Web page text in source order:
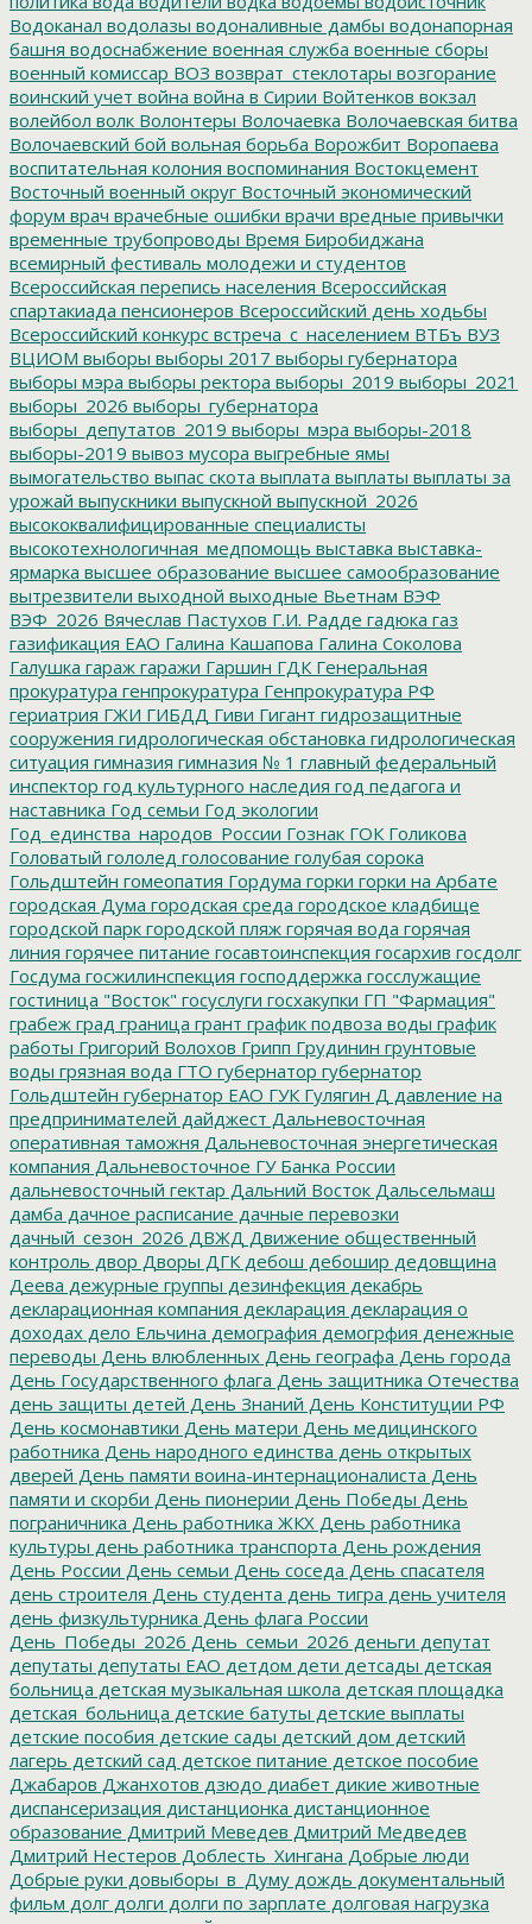
Водоканал водолазы водоналивные дамбы водонапорная
башня водоснабжение военная служба военные сборы
военный комиссар ВОЗ возврат_стеклотары возгорание
воинский учет война война в Сирии Войтенков вокзал
волейбол волк Волонтеры Волочаевка Волочаевская битва
Волочаевский бой вольная борьба Ворожбит Воропаева
воспитательная колония воспоминания Востокцемент
Восточный военный округ Восточный экономический
форум врач врачебные ошибки врачи вредные привычки
временные трубопроводы Время Биробиджана
всемирный фестиваль молодежи и студентов
Всероссийская перепись населения Всероссийская
спартакиада пенсионеров Всероссийский день ходьбы
Всероссийский конкурс встреча_с_населением ВТБъ ВУЗ
ВЦИОМ выборы выборы 2017 выборы губернатора
выборы мэра выборы ректора выборы_2019 выборы_2021
выборы_2026 выборы_губернатора
выборы_депутатов_2019 выборы_мэра выборы-2018
выборы-2019 вывоз мусора выгребные ямы
вымогательство выпас скота выплата выплаты выплаты за
урожай выпускники выпускной выпускной_2026
высококвалифицированные специалисты
высокотехнологичная_медпомощь выставка выставка-
ярмарка высшее образование высшее самообразование
вытрезвители выходной выходные Вьетнам ВЭФ
ВЭФ_2026 Вячеслав Пастухов Г.И. Радде гадюка газ
газификация ЕАО Галина Кашапова Галина Соколова
Галушка гараж гаражи Гаршин ГДК Генеральная
прокуратура генпрокуратура Генпрокуратура РФ
гериатрия ГЖИ ГИБДД Гиви Гигант гидрозащитные
сооружения гидрологическая обстановка гидрологическая
ситуация гимназия гимназия № 1 главный федеральный
инспектор год культурного наследия год педагога и
наставника Год семьи Год экологии
Год_единства_народов_России Гознак ГОК Голикова
Головатый гололед голосование голубая сорока
Гольдштейн гомеопатия Гордума горки горки на Арбате
городская Дума городская среда городское кладбище
городской парк городской пляж горячая вода горячая
линия горячее питание госавтоинспекция госархив госдолг
Госдума госжилинспекция господдержка госслужащие
гостиница "Восток" госуслуги госхакупки ГП "Фармация"
грабеж град граница грант график подвоза воды график
работы Григорий Волохов Грипп Грудинин грунтовые
воды грязная вода ГТО губернатор губернатор
Гольдштейн губернатор ЕАО ГУК Гулягин Д давление на
предпринимателей дайджест Дальневосточная
оперативная таможня Дальневосточная энергетическая
компания Дальневосточное ГУ Банка России
дальневосточный гектар Дальний Восток Дальсельмаш
дамба дачное расписание дачные перевозки
дачный_сезон_2026 ДВЖД Движение общественный
контроль двор Дворы ДГК дебош дебошир дедовщина
Деева дежурные группы дезинфекция декабрь
декларационная компания декларация декларация о
доходах дело Ельчина демография демогрфия денежные
переводы День влюбленных День географа День города
День Государственного флага День защитника Отечества
день защиты детей День Знаний День Конституции РФ
День космонавтики День матери День медицинского
работника День народного единства день открытых
дверей День памяти воина-интернационалиста День
памяти и скорби День пионерии День Победы День
пограничника День работника ЖКХ День работника
культуры день работника транспорта День рождения
День России День семьи День соседа День спасателя
день строителя День студента день тигра день учителя
день физкультурника День флага России
День_Победы_2026 День_семьи_2026 деньги депутат
депутаты депутаты ЕАО детдом дети детсады детская
больница детская музыкальная школа детская площадка
детская_больница детские батуты детские выплаты
детские пособия детские сады детский дом детский
лагерь детский сад детское питание детское пособие
Джабаров Джанхотов дзюдо диабет дикие животные
диспансеризация дистанционка дистанционное
образование Дмитрий Меведев Дмитрий Медведев
Дмитрий Нестеров Доблесть_Хингана Добрые люди
Добрые руки довыборы_в_Думу дождь документальный
фильм долг долги долги по зарплате долговая нагрузка